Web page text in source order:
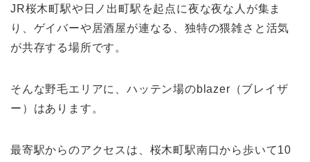
JR桜木町駅や日ノ出町駅を起点に夜な夜な人が集ま
り、ゲイバーや居酒屋が連なる、独特の猥雑さと活気
が共存する場所です。
そんな野毛エリアに、ハッテン場のblazer（ブレイザ
ー）はあります。
最寄駅からのアクセスは、桜木町駅南口から歩いて10